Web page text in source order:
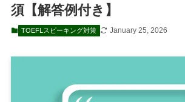
須【解答例付き】
TOEFLスピーキング対策 January 25, 2026